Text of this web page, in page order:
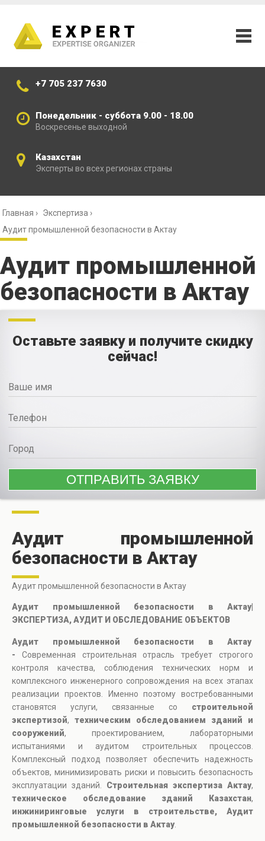
+7 705 237 7630
Понедельник - суббота 9.00 - 18.00
Воскресенье выходной
Казахстан
Эксперты во всех регионах страны
Главная › Экспертиза ›
Аудит промышленной безопасности в Актау
Аудит промышленной
безопасности в Актау
Оставьте заявку и получите скидку
сейчас!
Аудит промышленной
безопасности в Актау
Аудит промышленной безопасности в Актау
Аудит промышленной безопасности в Актау|
ЭКСПЕРТИЗА, АУДИТ И ОБСЛЕДОВАНИЕ ОБЪЕКТОВ
Аудит промышленной безопасности в Актау
- Современная строительная отрасль требует строгого
контроля качества, соблюдения технических норм и
комплексного инженерного сопровождения на всех этапах
реализации проектов. Именно поэтому востребованными
становятся услуги, связанные со строительной
экспертизой, техническим обследованием зданий и
сооружений, проектированием, лабораторными
испытаниями и аудитом строительных процессов.
Комплексный подход позволяет обеспечить надежность
объектов, минимизировать риски и повысить безопасность
эксплуатации зданий. Строительная экспертиза Актау,
техническое обследование зданий Казахстан,
инжиниринговые услуги в строительстве, Аудит
промышленной безопасности в Актау.